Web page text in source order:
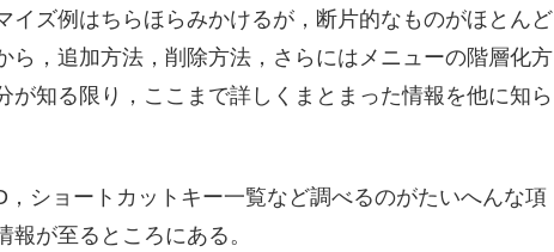
イズ例はちらほらみかけるが，断片的なものがほとんど
ら，追加方法，削除方法，さらにはメニューの階層化方
知る限り，ここまで詳しくまとまった情報を他に知ら
ショートカットキー一覧など調べるのがたいへんな項
が至るところにある。